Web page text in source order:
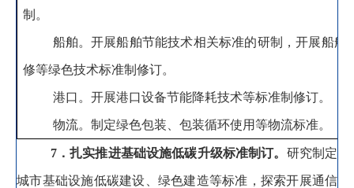
制。
船舶。开展船舶节能技术相关标准的研制，开展船舶
修等绿色技术标准制修订。
港口 。 开展港口设备节能降耗技术等标准制修订。
物流。 制定绿色包装、包装循环使用等物流标准。
7．扎实推进基础设施低碳升级标准制订。 研究制定
城市基础设施低碳建设、绿色建造等标准 ， 探索开展通信